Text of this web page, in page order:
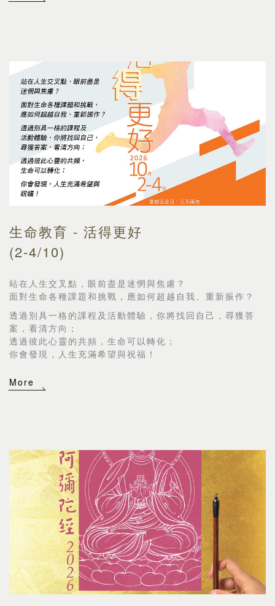
生命教育 - 活得更好
(2-4/10)
站在人生交叉點，眼前盡是迷惘與焦慮？
面對生命各種課題和挑戰，應如何超越自我、重新振作？
透過別具一格的課程及活動體驗，你將找回自己，尋獲答
案，看清方向；
透過彼此心靈的共頻，生命可以轉化；
你會發現，人生充滿希望與祝福！
More